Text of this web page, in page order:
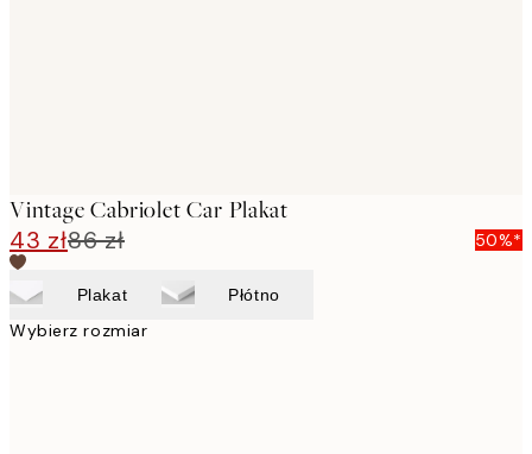
Vintage Cabriolet Car Plakat
43 zł86 zł 50%*
Plakat Płótno
Wybierz rozmiar